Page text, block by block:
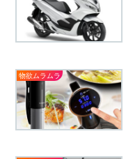
物欲ムラムラ